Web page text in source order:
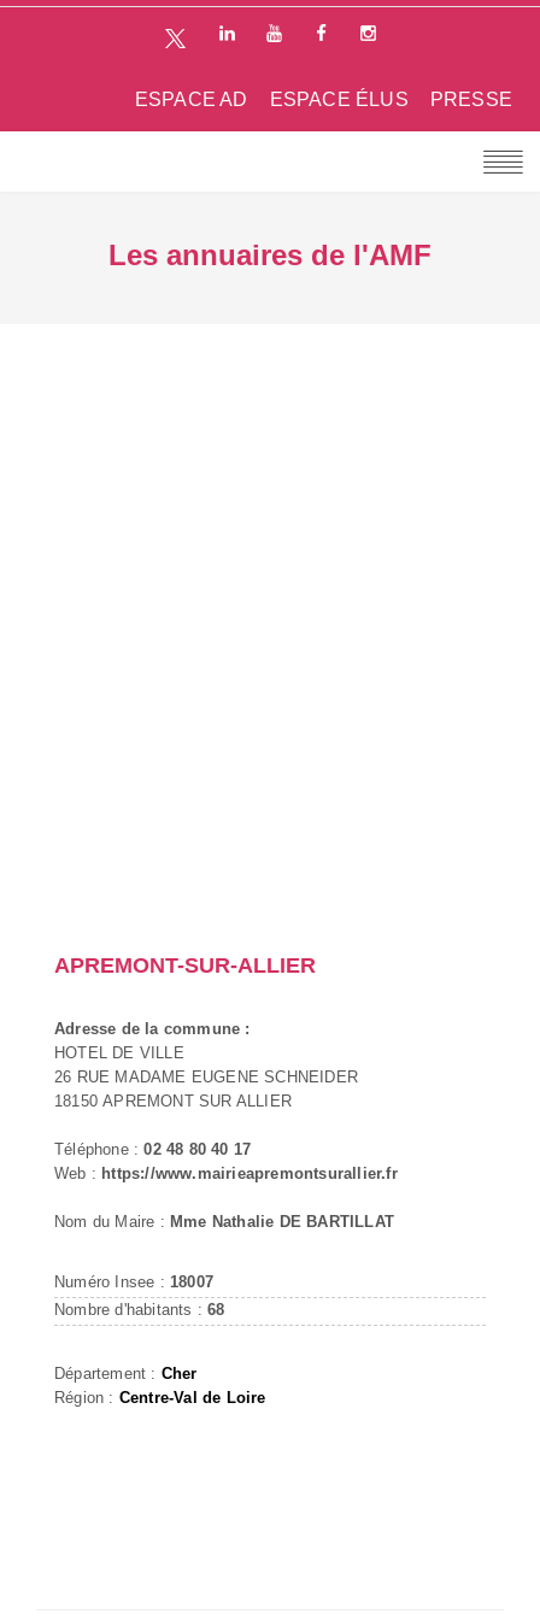
PRESSE
ESPACE ÉLUS
ESPACE AD
Les annuaires de l'AMF
APREMONT-SUR-ALLIER
Adresse de la commune :
HOTEL DE VILLE
26 RUE MADAME EUGENE SCHNEIDER
18150 APREMONT SUR ALLIER
Téléphone :02 48 80 40 17
Web : https://www.mairieapremontsurallier.fr
Nom du Maire : Mme Nathalie DE BARTILLAT
Numéro Insee : 18007
Nombre d'habitants :68
Département : Cher
Région : Centre-Val de Loire